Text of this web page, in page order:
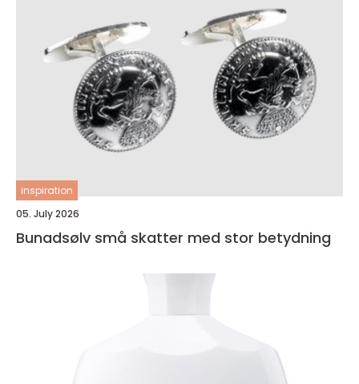
inspiration
05. July 2026
Bunadsølv små skatter med stor betydning